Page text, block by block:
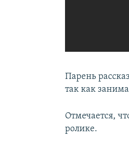
Парень
так как
Отмечается,
ролике.